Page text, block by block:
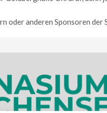
oder anderen Sponsoren